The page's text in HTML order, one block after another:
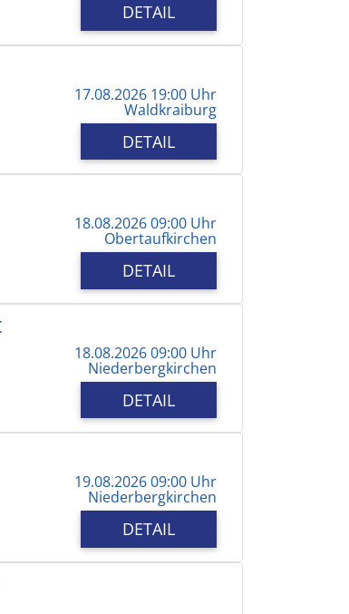
DETAIL
17.08.2026 19:00 Uhr
Waldkraiburg
DETAIL
18.08.2026 09:00 Uhr
Obertaufkirchen
DETAIL
18.08.2026 09:00 Uhr
Niederbergkirchen
DETAIL
19.08.2026 09:00 Uhr
Niederbergkirchen
DETAIL